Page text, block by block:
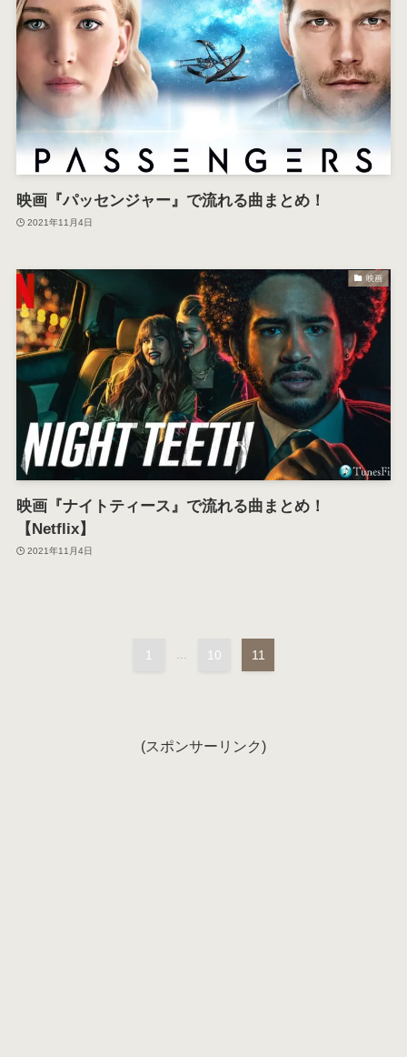
映画『パッセンジャー』で流れる曲まとめ！
2021年11月4日
映画
映画『ナイトティース』で流れる曲まとめ！
【Netflix】
2021年11月4日
1 10 11
(スポンサーリンク)